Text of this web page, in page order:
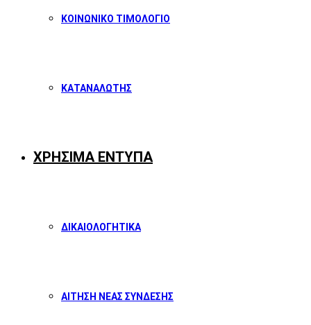
ΚΟΙΝΩΝΙΚΟ ΤΙΜΟΛΟΓΙΟ
ΚΑΤΑΝΑΛΩΤΗΣ
ΧΡΗΣΙΜΑ ΕΝΤΥΠΑ
ΔΙΚΑΙΟΛΟΓΗΤΙΚΑ
ΑΙΤΗΣΗ ΝΕΑΣ ΣΥΝΔΕΣΗΣ